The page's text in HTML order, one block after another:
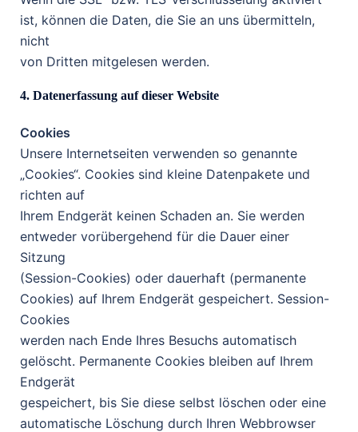
ist, können die Daten, die Sie an uns übermitteln,
nicht
von Dritten mitgelesen werden.
4. Datenerfassung auf dieser Website
Cookies
Unsere Internetseiten verwenden so genannte
„Cookies“. Cookies sind kleine Datenpakete und
richten auf
Ihrem Endgerät keinen Schaden an. Sie werden
entweder vorübergehend für die Dauer einer
Sitzung
(Session-Cookies) oder dauerhaft (permanente
Cookies) auf Ihrem Endgerät gespeichert. Session-
Cookies
werden nach Ende Ihres Besuchs automatisch
gelöscht. Permanente Cookies bleiben auf Ihrem
Endgerät
gespeichert, bis Sie diese selbst löschen oder eine
automatische Löschung durch Ihren Webbrowser